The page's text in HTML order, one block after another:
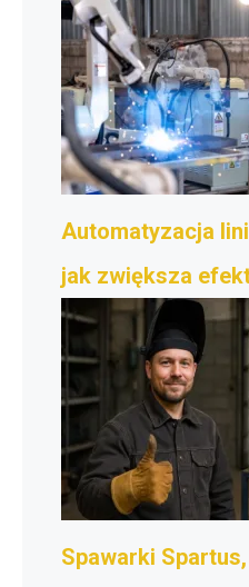
Automatyzacja
jak zwiększa
Spawarki